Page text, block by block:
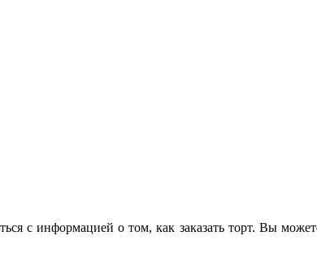
с информацией о том, как заказать торт. Вы